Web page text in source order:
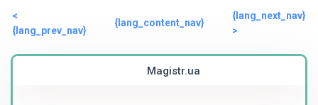
<
{lang_prev_nav}
{lang_content_nav}
{lang_next_nav}
>
Magistr.ua